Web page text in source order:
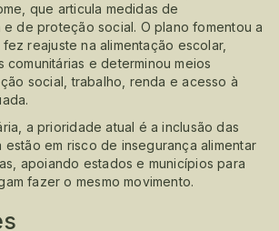
que articula medidas de
de proteção social. O plano fomentou a
reajuste na alimentação escolar,
comunitárias e determinou meios
social, trabalho, renda e acesso à
a prioridade atual é a inclusão das
estão em risco de insegurança alimentar
apoiando estados e municípios para
fazer o mesmo movimento.